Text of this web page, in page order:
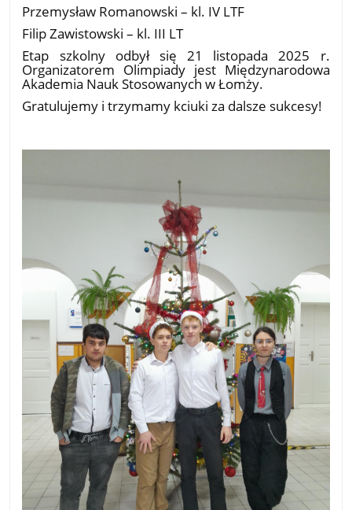
Przemysław Romanowski – kl. IV LTF
Filip Zawistowski – kl. III LT
Etap szkolny odbył się 21 listopada 2025 r.
Organizatorem Olimpiady jest Międzynarodowa
Akademia Nauk Stosowanych w Łomży.
Gratulujemy i trzymamy kciuki za dalsze sukcesy!